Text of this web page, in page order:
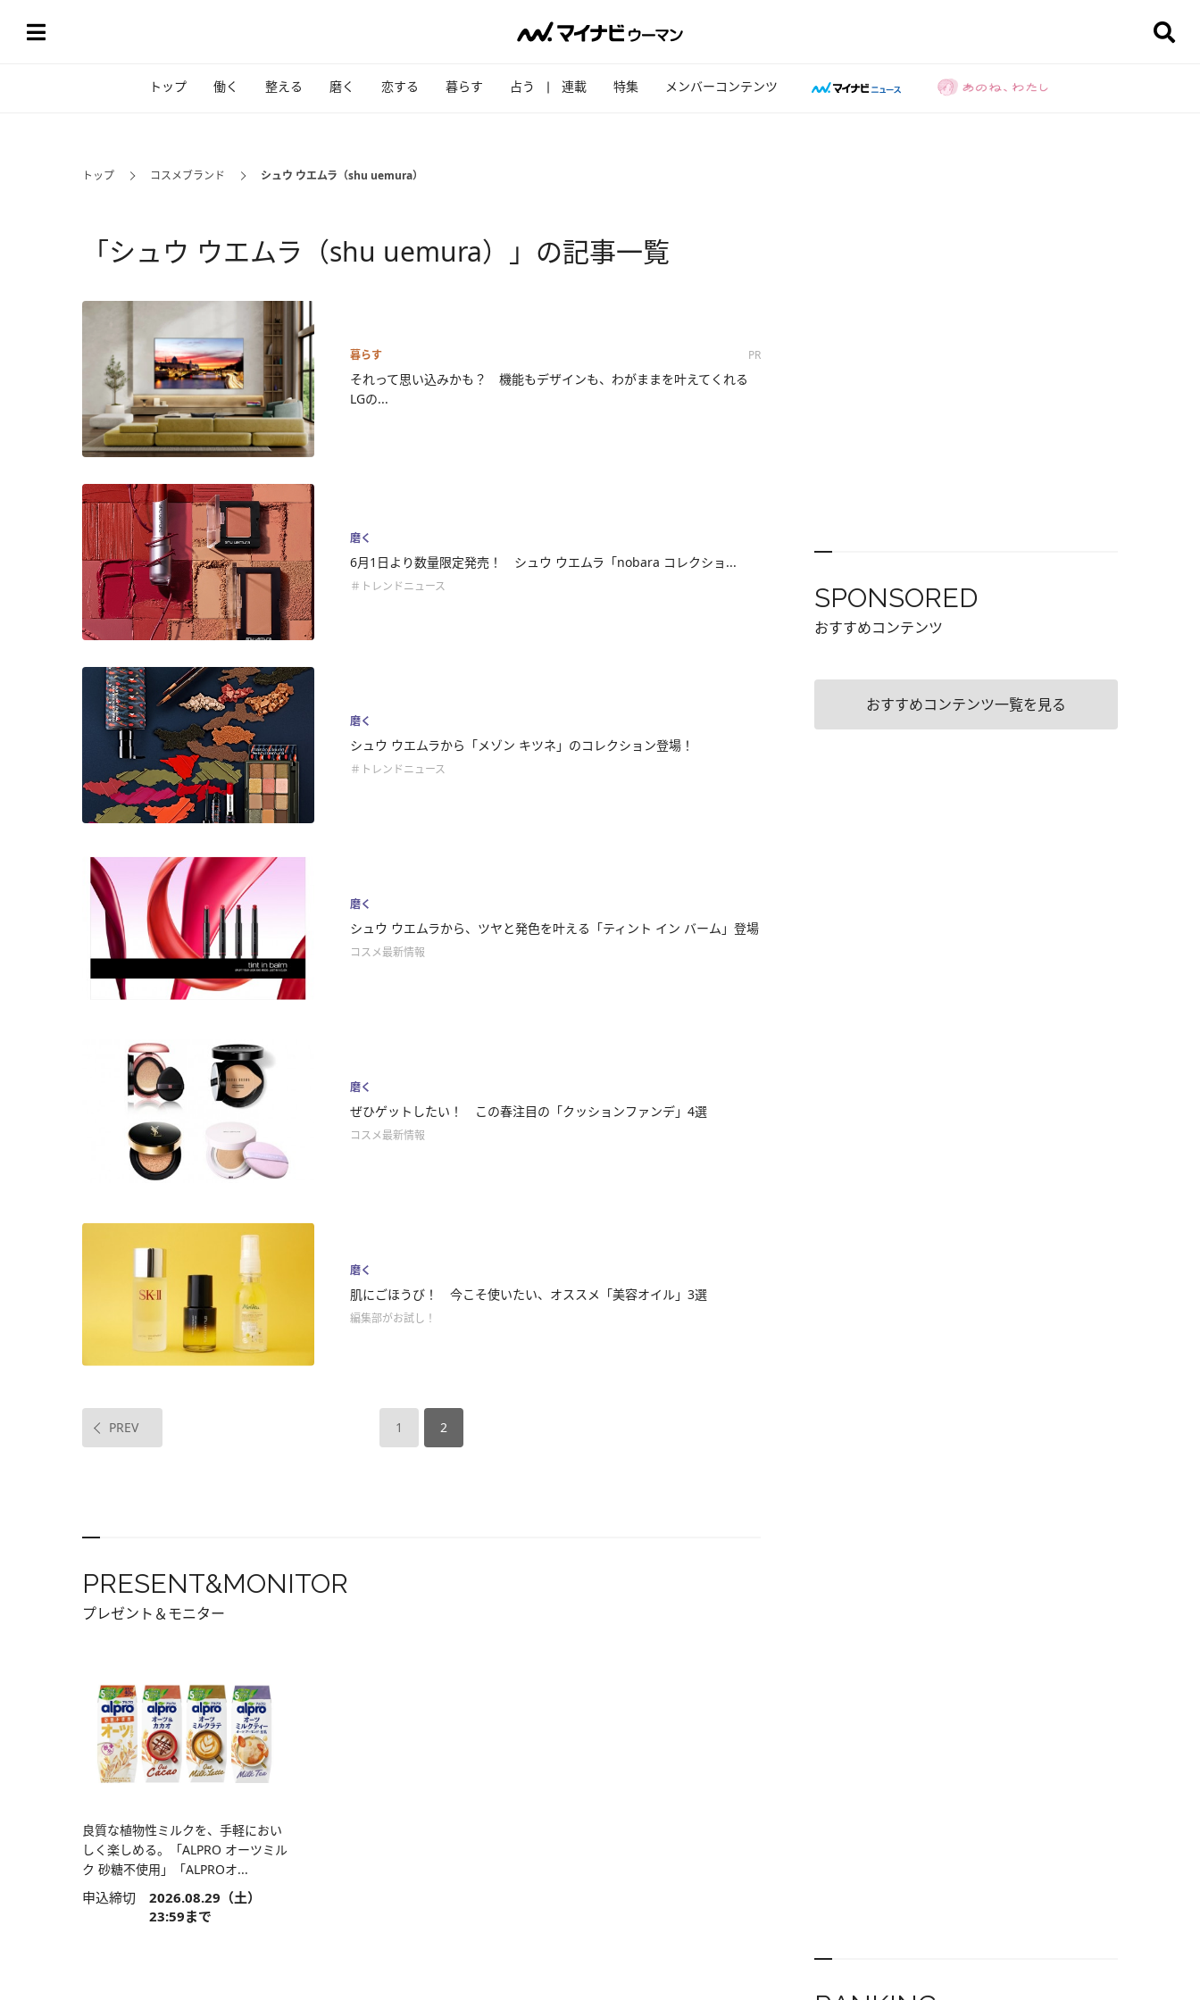
トップ 働く 整える 磨く 恋する 暮らす 占う 連載 特集 メンバーコンテンツ
トップ コスメブランド シュウ ウエムラ（shu uemura）
「シュウ ウエムラ（shu uemura）」の記事一覧
暮らす PR
それって思い込みかも？ 機能もデザインも、わがままを叶えてくれる
LGの...
磨く
6月1日より数量限定発売！ シュウ ウエムラ「nobara コレクショ...
＃トレンドニュース
磨く
シュウ ウエムラから「メゾン キツネ」のコレクション登場！
＃トレンドニュース
磨く
シュウ ウエムラから、ツヤと発色を叶える「ティント イン バーム」登場
コスメ最新情報
磨く
ぜひゲットしたい！ この春注目の「クッションファンデ」4選
コスメ最新情報
磨く
肌にごほうび！ 今こそ使いたい、オススメ「美容オイル」3選
編集部がお試し！
PREV 1 2
PRESENT&MONITOR
プレゼント＆モニター
良質な植物性ミルクを、手軽におい
しく楽しめる。「ALPRO オーツミル
ク 砂糖不使用」「ALPROオ...
申込締切 2026.08.29（土）
23:59まで
SPONSORED
おすすめコンテンツ
おすすめコンテンツ一覧を見る